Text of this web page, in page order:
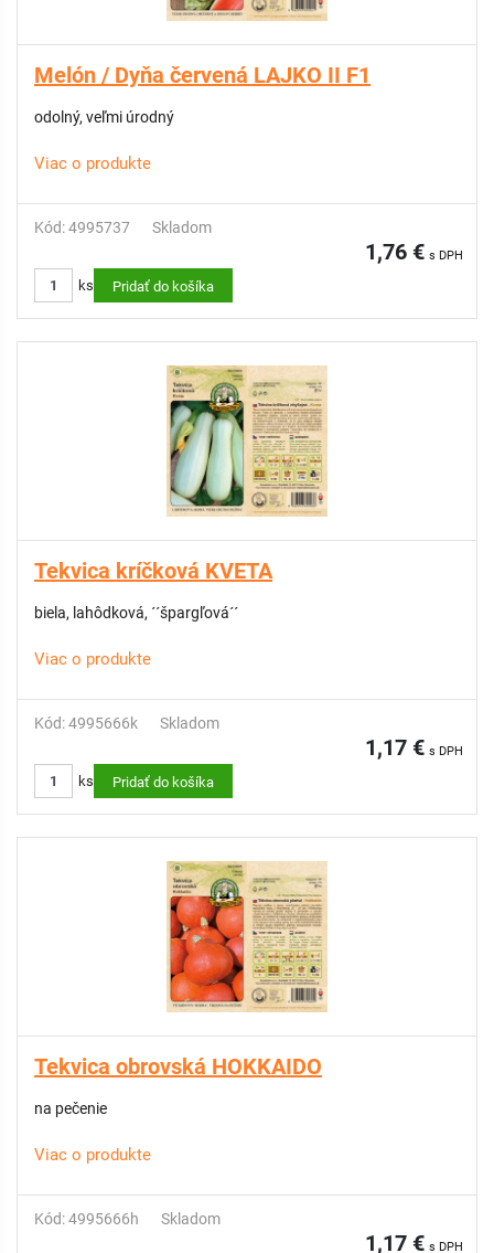
Melón / Dyňa červená LAJKO II F1
odolný, veľmi úrodný
Viac o produkte
Kód: 4995737 Skladom
1,76 € s DPH
ks Pridať do košíka
Tekvica kríčková KVETA
biela, lahôdková, ´´špargľová´´
Viac o produkte
Kód: 4995666k Skladom
1,17 € s DPH
ks Pridať do košíka
Tekvica obrovská HOKKAIDO
na pečenie
Viac o produkte
Kód: 4995666h Skladom
1,17 € s DPH